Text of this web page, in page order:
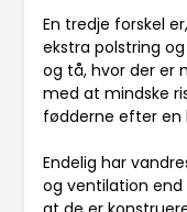
En tredje forskel
ekstra polstring
og tå, hvor der er
med at mindske
fødderne efter en
Endelig har
og ventilation end